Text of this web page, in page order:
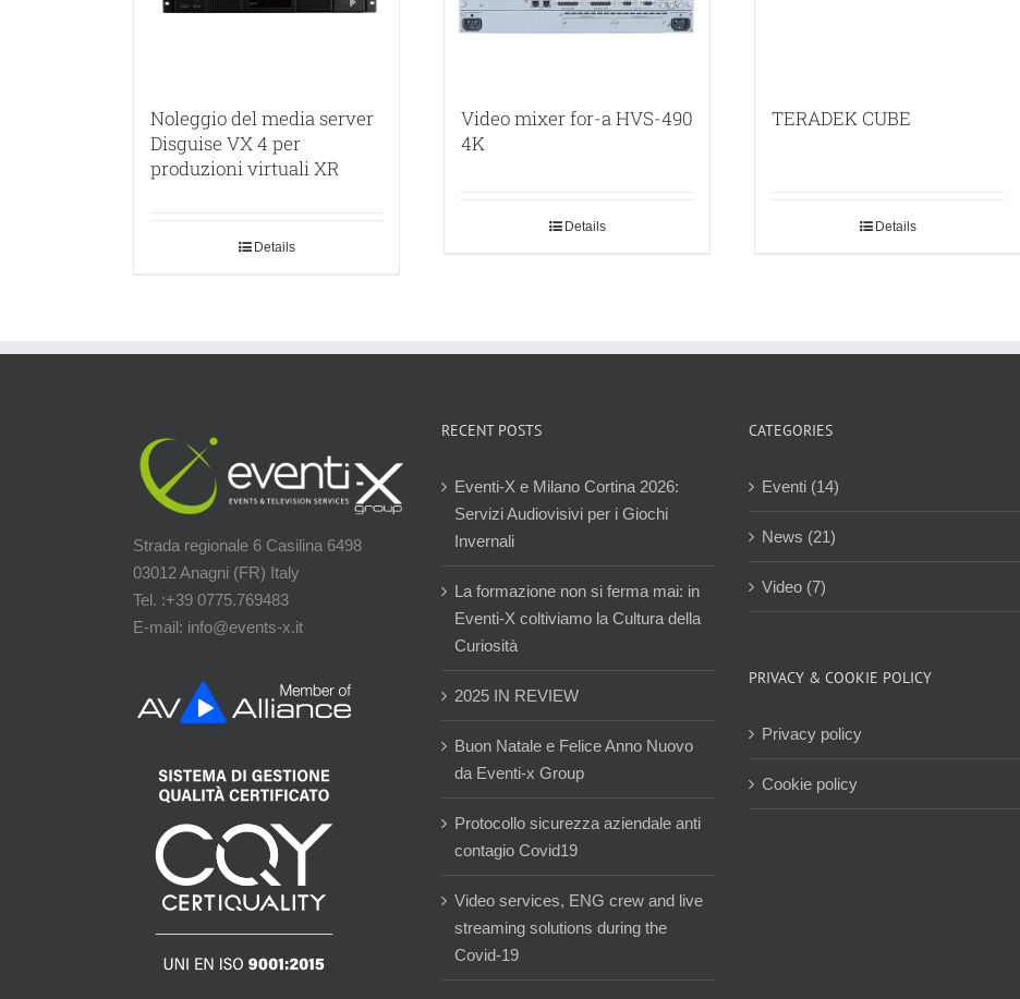
Noleggio del media server
Disguise VX 4 per
produzioni virtuali XR
Details
Video mixer for-a HVS-490
4K
Details
TERADEK CUBE
Details
Strada regionale 6 Casilina 6498
03012 Anagni (FR) Italy
Tel. :+39 0775.769483
E-mail: info@events-x.it
RECENT POSTS
Eventi-X e Milano Cortina 2026:
Servizi Audiovisivi per i Giochi
Invernali
La formazione non si ferma mai: in
Eventi-X coltiviamo la Cultura della
Curiosità
2025 IN REVIEW
Buon Natale e Felice Anno Nuovo
da Eventi-x Group
Protocollo sicurezza aziendale anti
contagio Covid19
Video services, ENG crew and live
streaming solutions during the
Covid-19
CATEGORIES
Eventi (14)
News (21)
Video (7)
PRIVACY & COOKIE POLICY
Privacy policy
Cookie policy